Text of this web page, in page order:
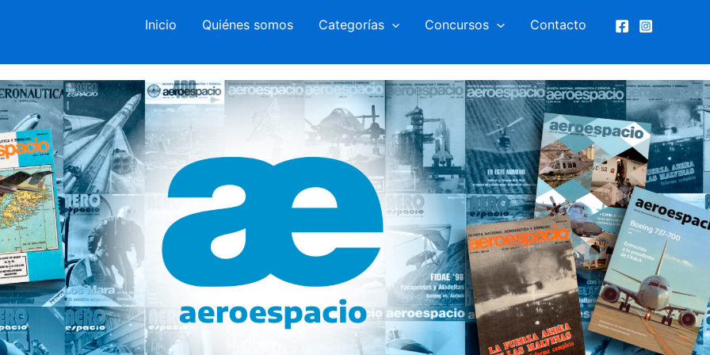
Inicio Quiénes somos Categorías Concursos Contacto